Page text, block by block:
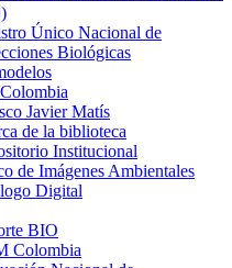
Único Nacional de
Biológicas
Javier Matís
de la biblioteca
Institucional
de Imágenes Ambientales
Digital
BIO
Colombia